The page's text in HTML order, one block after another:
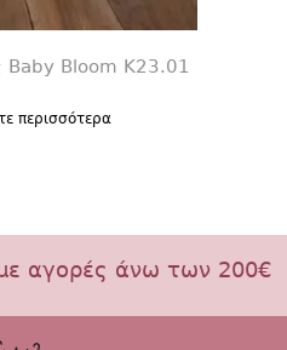
Baby Bloom K23.01
περισσότερα
αγορές άνω των 200€